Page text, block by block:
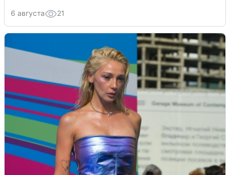
6 августа 21